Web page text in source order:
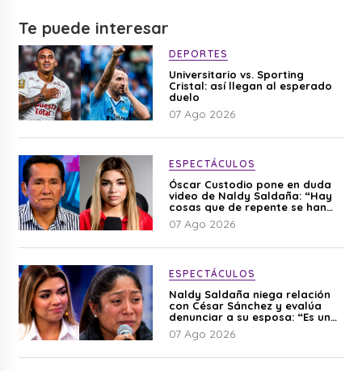
Te puede interesar
DEPORTES
Universitario vs. Sporting
Cristal: así llegan al esperado
duelo
07 Ago 2026
ESPECTÁCULOS
Óscar Custodio pone en duda
video de Naldy Saldaña: “Hay
cosas que de repente se han
editado”
07 Ago 2026
ESPECTÁCULOS
Naldy Saldaña niega relación
con César Sánchez y evalúa
denunciar a su esposa: “Es una
difamación”
07 Ago 2026